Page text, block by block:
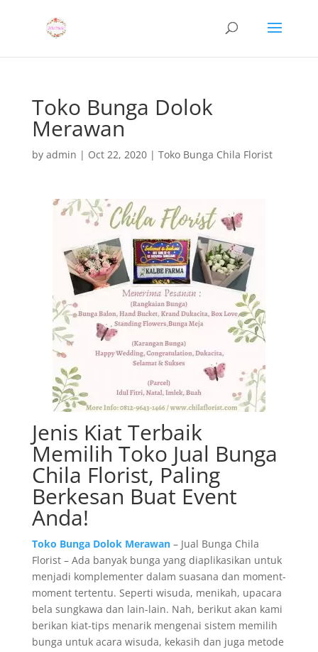
Toko Bunga Dolok
Merawan
by admin | Oct 22, 2020| Toko Bunga Chila Florist
Jenis Kiat Terbaik
Memilih Toko Jual Bunga
Chila Florist, Paling
Berkesan Buat Event
Anda!
Toko Bunga Dolok Merawan– Jual Bunga Chila
Florist – Ada banyak bunga yang diaplikasikan untuk
menjadi komplementer dalam suasana dan moment-
moment tertentu. Seperti wisuda, menikah, upacara
bela sungkawa dan lain-lain. Nah, berikut akan kami
berikan kiat-tips menarik mengenai sistem memilih
bunga untuk acara wisuda, kekasih dan juga metode